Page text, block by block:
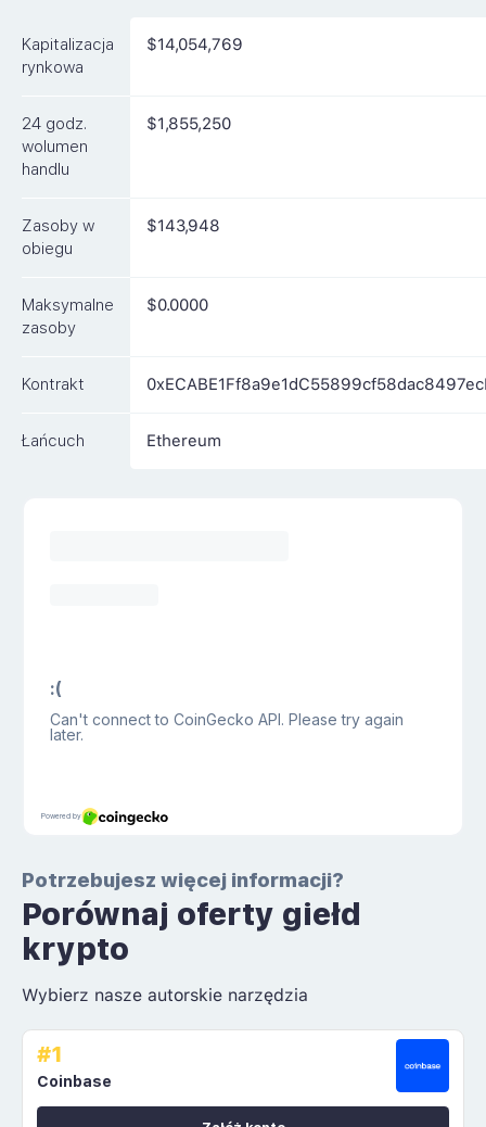
Kapitalizacja
rynkowa
$14,054,769
24 godz.
wolumen
handlu
$1,855,250
Zasoby w
obiegu
$143,948
Maksymalne
zasoby
$0.0000
Kontrakt
Łańcuch Ethereum
Potrzebujesz więcej informacji?
Porównaj oferty giełd
krypto
Wybierz nasze autorskie narzędzia
#1
Coinbase